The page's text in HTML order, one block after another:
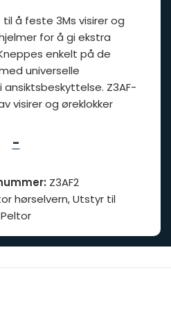
å feste 3Ms visirer og
for å gi ekstra
enkelt på de
universelle
Z3AF-
visirer og øreklokker
-
Z3AF2
hørselvern, Utstyr til
Peltor